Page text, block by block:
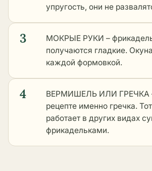
упругость, они не
3
МОКРЫЕ РУКИ –
получаются гладкие.
каждой формовкой.
4
ВЕРМИШЕЛЬ ИЛИ ГРЕЧКА
рецепте именно гречка.
работает в других видах
фрикадельками.